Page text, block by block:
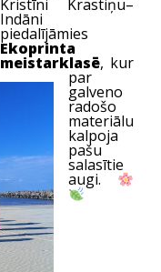
Kristīni Krastiņu–
Indāni
piedalījāmies
Ekoprinta
meistarklasē, kur
par
galveno
radošo
materiālu
kalpoja
pašu
salasītie
augi.